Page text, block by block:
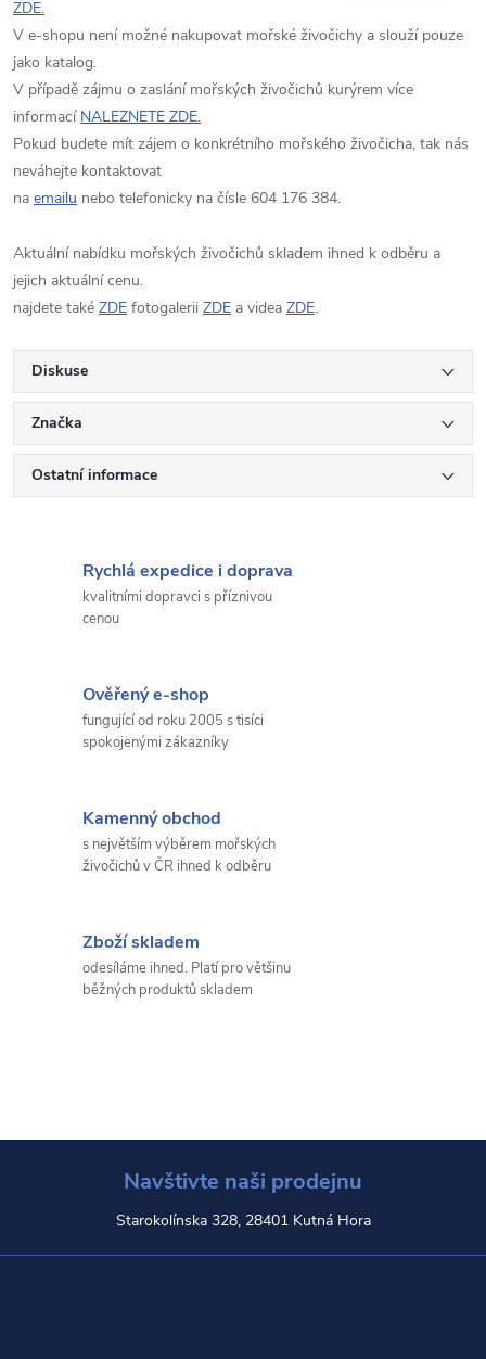
ZDE.
V e-shopu není možné nakupovat mořské živočichy a slouží pouze
jako katalog.
V případě zájmu o zaslání mořských živočichů kurýrem více
informací NALEZNETE ZDE.
Pokud budete mít zájem o konkrétního mořského živočicha, tak nás
neváhejte kontaktovat
na emailu nebo telefonicky na čísle 604 176 384.
Aktuální nabídku mořských živočichů skladem ihned k odběru a
jejich aktuální cenu.
najdete také ZDE fotogalerii ZDE a videa ZDE.
Diskuse
Značka
Ostatní informace
Rychlá expedice i doprava
kvalitními dopravci s příznivou
cenou
Ověřený e-shop
fungující od roku 2005 s tisíci
spokojenými zákazníky
Kamenný obchod
s největším výběrem mořských
živočichů v ČR ihned k odběru
Zboží skladem
odesíláme ihned. Platí pro většinu
běžných produktů skladem
Navštivte naši prodejnu
Starokolínska 328, 28401 Kutná Hora